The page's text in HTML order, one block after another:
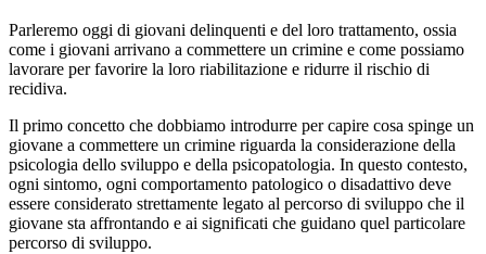
Parleremo oggi di giovani delinquenti e del loro trattamento, ossia
come i giovani arrivano a commettere un crimine e come possiamo
lavorare per favorire la loro riabilitazione e ridurre il rischio di
recidiva.
Il primo concetto che dobbiamo introdurre per capire cosa spinge un
giovane a commettere un crimine riguarda la considerazione della
psicologia dello sviluppo e della psicopatologia. In questo contesto,
ogni sintomo, ogni comportamento patologico o disadattivo deve
essere considerato strettamente legato al percorso di sviluppo che il
giovane sta affrontando e ai significati che guidano quel particolare
percorso di sviluppo.